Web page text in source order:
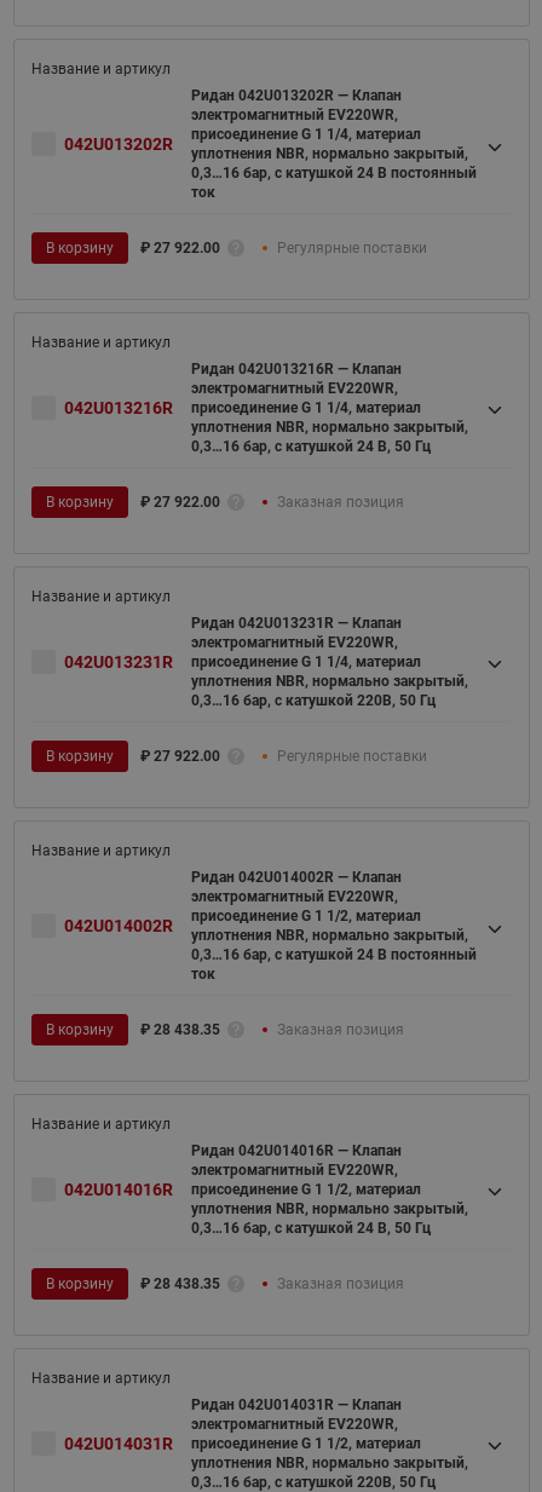
042U013202R
Ридан 042U013202R — Клапан
электромагнитный EV220WR,
присоединение G 1 1/4, материал
уплотнения NBR, нормально закрытый,
0,3…16 бар, с катушкой 24 В постоянный
ток
В корзину ₽ 27 922.00 Регулярные поставки
042U013216R
Ридан 042U013216R — Клапан
электромагнитный EV220WR,
присоединение G 1 1/4, материал
уплотнения NBR, нормально закрытый,
0,3…16 бар, с катушкой 24 В, 50 Гц
В корзину ₽ 27 922.00 Заказная позиция
042U013231R
Ридан 042U013231R — Клапан
электромагнитный EV220WR,
присоединение G 1 1/4, материал
уплотнения NBR, нормально закрытый,
0,3…16 бар, с катушкой 220В, 50 Гц
В корзину ₽ 27 922.00 Регулярные поставки
042U014002R
Ридан 042U014002R — Клапан
электромагнитный EV220WR,
присоединение G 1 1/2, материал
уплотнения NBR, нормально закрытый,
0,3…16 бар, с катушкой 24 В постоянный
ток
В корзину ₽ 28 438.35 Заказная позиция
042U014016R
Ридан 042U014016R — Клапан
электромагнитный EV220WR,
присоединение G 1 1/2, материал
уплотнения NBR, нормально закрытый,
0,3…16 бар, с катушкой 24 В, 50 Гц
В корзину ₽ 28 438.35 Заказная позиция
042U014031R
Ридан 042U014031R — Клапан
электромагнитный EV220WR,
присоединение G 1 1/2, материал
уплотнения NBR, нормально закрытый,
0,3…16 бар, с катушкой 220В, 50 Гц